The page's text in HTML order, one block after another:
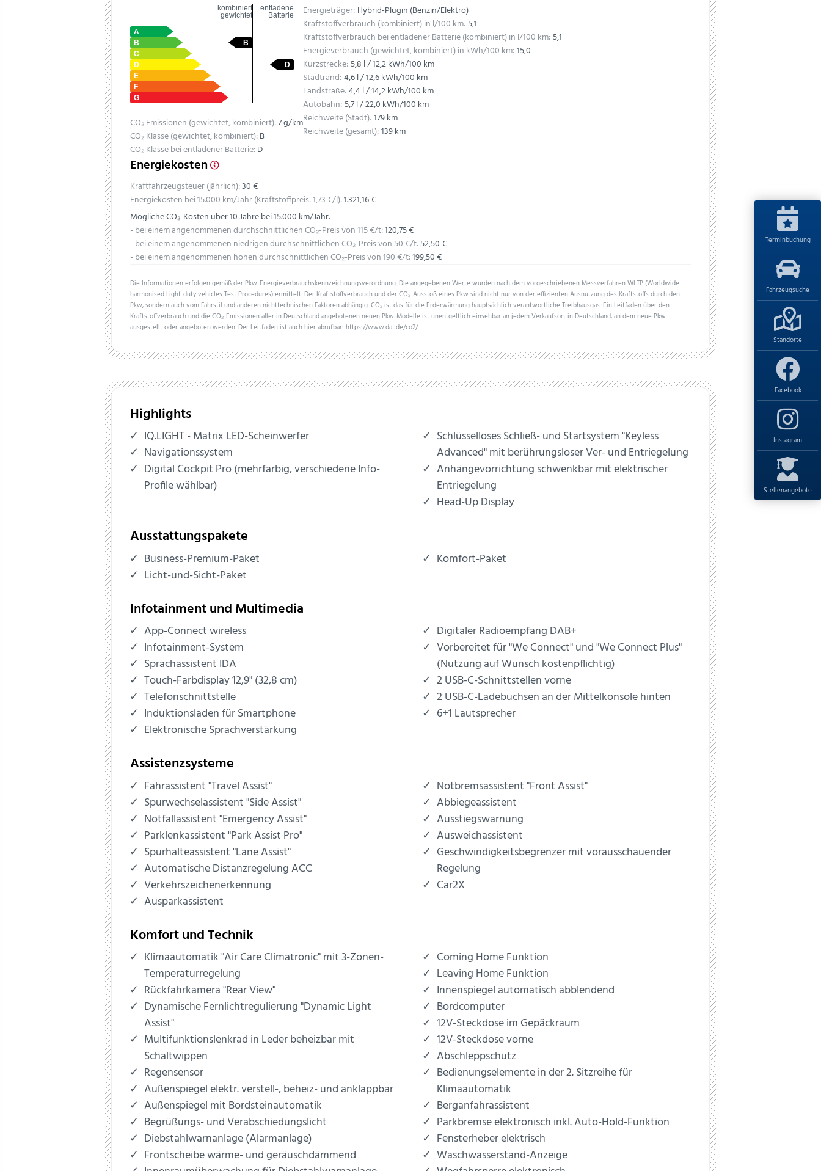
Terminbuchung
Fahrzeugsuche
Standorte
Facebook
Instagram
Stellenangebote
kombiniert
gewichtet
entladene
Batterie
CO₂ Emissionen (gewichtet, kombiniert):7 g/km
CO₂ Klasse (gewichtet, kombiniert):B
CO₂ Klasse bei entladener Batterie:D
Energieträger: Hybrid-Plugin (Benzin/Elektro)
Kraftstoffverbrauch (kombiniert) in l/100 km: 5,1
Kraftstoffverbrauch bei entladener Batterie (kombiniert) in l/100 km: 5,1
Energieverbrauch (gewichtet, kombiniert) in kWh/100 km:15,0
Kurzstrecke: 5,8 l / 12,2 kWh/100 km
Stadtrand:4,6 l / 12,6 kWh/100 km
Landstraße:4,4 l / 14,2 kWh/100 km
Autobahn: 5,7 l / 22,0 kWh/100 km
Reichweite (Stadt):179 km
Reichweite (gesamt):139 km
Energiekosten
Kraftfahrzeugsteuer (jährlich):30 €
Energiekosten bei 15.000 km/Jahr (Kraftstoffpreis:1,73€/l):1.321,16 €
Mögliche CO₂-Kosten über 10 Jahre bei 15.000 km/Jahr:
- bei einem angenommenen durchschnittlichen CO₂-Preis von 115 €/t:120,75 €
- bei einem angenommenen niedrigen durchschnittlichen CO₂-Preis von 50 €/t:52,50 €
- bei einem angenommenen hohen durchschnittlichen CO₂-Preis von 190 €/t:199,50 €
Die Informationen erfolgen gemäß der Pkw-Energieverbrauchskennzeichnungsverordnung. Die angegebenen Werte wurden nach dem vorgeschriebenen Messverfahren WLTP (Worldwide
harmonised Light-duty vehicles Test Procedures) ermittelt. Der Kraftstoffverbrauch und der CO₂-Ausstoß eines Pkw sind nicht nur von der effizienten Ausnutzung des Kraftstoffs durch den
Pkw, sondern auch vom Fahrstil und anderen nichttechnischen Faktoren abhängig. CO₂ ist das für die Erderwärmung hauptsächlich verantwortliche Treibhausgas. Ein Leitfaden über den
Kraftstoffverbrauch und die CO₂-Emissionen aller in Deutschland angebotenen neuen Pkw-Modelle ist unentgeltlich einsehbar an jedem Verkaufsort in Deutschland, an dem neue Pkw
ausgestellt oder angeboten werden. Der Leitfaden ist auch hier abrufbar: https://www.dat.de/co2/
Highlights
IQ.LIGHT - Matrix LED-Scheinwerfer
Navigationssystem
Digital Cockpit Pro (mehrfarbig, verschiedene Info-
Profile wählbar)
Schlüsselloses Schließ- und Startsystem "Keyless
Advanced" mit berührungsloser Ver- und Entriegelung
Anhängevorrichtung schwenkbar mit elektrischer
Entriegelung
Head-Up Display
Ausstattungspakete
Business-Premium-Paket
Licht-und-Sicht-Paket
Komfort-Paket
Infotainment und Multimedia
App-Connect wireless
Infotainment-System
Sprachassistent IDA
Touch-Farbdisplay 12,9" (32,8 cm)
Telefonschnittstelle
Induktionsladen für Smartphone
Elektronische Sprachverstärkung
Digitaler Radioempfang DAB+
Vorbereitet für "We Connect" und "We Connect Plus"
(Nutzung auf Wunsch kostenpflichtig)
2 USB-C-Schnittstellen vorne
2 USB-C-Ladebuchsen an der Mittelkonsole hinten
6+1 Lautsprecher
Assistenzsysteme
Fahrassistent "Travel Assist"
Spurwechselassistent "Side Assist"
Notfallassistent "Emergency Assist"
Parklenkassistent "Park Assist Pro"
Spurhalteassistent "Lane Assist"
Automatische Distanzregelung ACC
Verkehrszeichenerkennung
Ausparkassistent
Notbremsassistent "Front Assist"
Abbiegeassistent
Ausstiegswarnung
Ausweichassistent
Geschwindigkeitsbegrenzer mit vorausschauender
Regelung
Car2X
Komfort und Technik
Klimaautomatik "Air Care Climatronic" mit 3-Zonen-
Temperaturregelung
Rückfahrkamera "Rear View"
Dynamische Fernlichtregulierung "Dynamic Light
Assist"
Multifunktionslenkrad in Leder beheizbar mit
Schaltwippen
Regensensor
Außenspiegel elektr. verstell-, beheiz- und anklappbar
Außenspiegel mit Bordsteinautomatik
Begrüßungs- und Verabschiedungslicht
Diebstahlwarnanlage (Alarmanlage)
Frontscheibe wärme- und geräuschdämmend
Coming Home Funktion
Leaving Home Funktion
Innenspiegel automatisch abblendend
Bordcomputer
12V-Steckdose im Gepäckraum
12V-Steckdose vorne
Abschleppschutz
Bedienungselemente in der 2. Sitzreihe für
Klimaautomatik
Berganfahrassistent
Parkbremse elektronisch inkl. Auto-Hold-Funktion
Fensterheber elektrisch
Waschwasserstand-Anzeige